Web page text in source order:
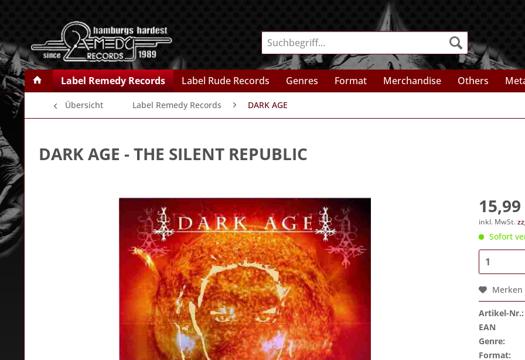
Label Remedy Records Label Rude Records Genres Format Merchandise Others
Übersicht Label Remedy Records DARK AGE
DARK AGE - THE SILENT REPUBLIC
inkl. MwSt.
Sofort
Merken
Artikel-Nr.:
EAN
Genre:
Format: